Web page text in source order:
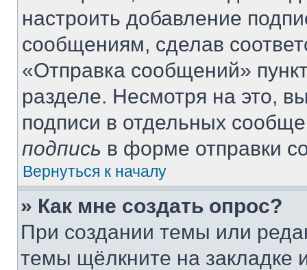
настроить добавление
сообщениям, сделав
«Отправка сообщений»
разделе. Несмотря на это,
подписи в отдельных
подпись в форме отправки
Вернуться к началу
» Как мне создать опрос?
При создании темы или
темы щёлкните на